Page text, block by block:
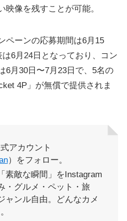
映像を残すことが可能。
ペーンの応募期間は6月15
6月24日となっており、コン
6月30日〜7月23日で、5名の
4P」が無償で提供されま
アカウント
）をフォロー。
素敵な瞬間」をInstagram
・グルメ・ペット・旅
ャンル自由。どんなカメ